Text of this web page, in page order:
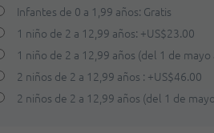
Infantes de 0 a 1,99 años: Gratis
1 niño de 2 a 12,99 años: +US$23.00
1 niño de 2 a 12,99 años (del 1 de
2 niños de 2 a 12,99 años : +US$46.00
2 niños de 2 a 12,99 años (del 1 de